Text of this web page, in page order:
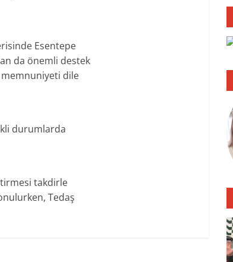
Esentepe
da önemli destek
dile
durumlarda
takdirle
Tedaş